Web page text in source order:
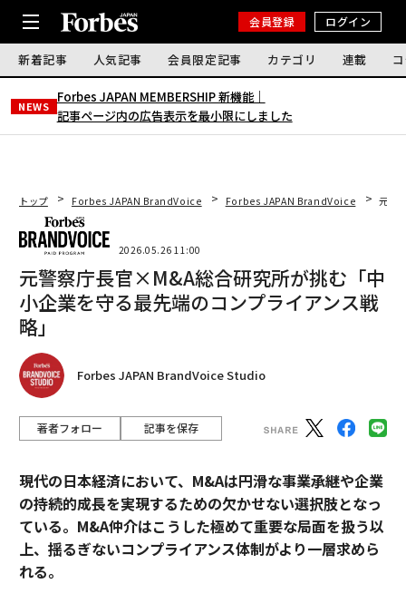
会員登録 ログイン
新着記事 人気記事 会員限定記事 カテゴリ 連載
NEWS
Forbes JAPAN MEMBERSHIP 新機能｜
記事ページ内の広告表示を最小限にしました
トップ Forbes JAPAN BrandVoice Forbes JAPAN BrandVoice 元警
2026.05.26 11:00
元警察庁長官×M&A総合研究所が挑む「中
小企業を守る最先端のコンプライアンス戦
略」
Forbes JAPAN BrandVoice Studio
著者フォロー 記事を保存
現代の日本経済において、M&Aは円滑な事業承継や企業
の持続的成長を実現するための欠かせない選択肢となっ
ている。M&A仲介はこうした極めて重要な局面を扱う以
上、揺るぎないコンプライアンス体制がより一層求めら
れる。